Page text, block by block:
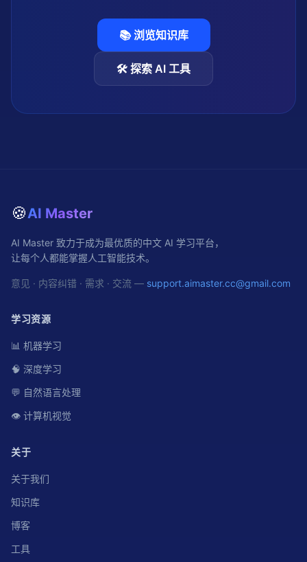
📚 浏览知识库
🛠️ 探索 AI 工具
🍪AI Master
AI Master 致力于成为最优质的中文 AI 学习平台，
让每个人都能掌握人工智能技术。
意见 · 内容纠错 · 需求 · 交流 — support.aimaster.cc@gmail.com
学习资源
📊 机器学习
🧠 深度学习
💬 自然语言处理
👁️ 计算机视觉
关于
关于我们
知识库
博客
工具